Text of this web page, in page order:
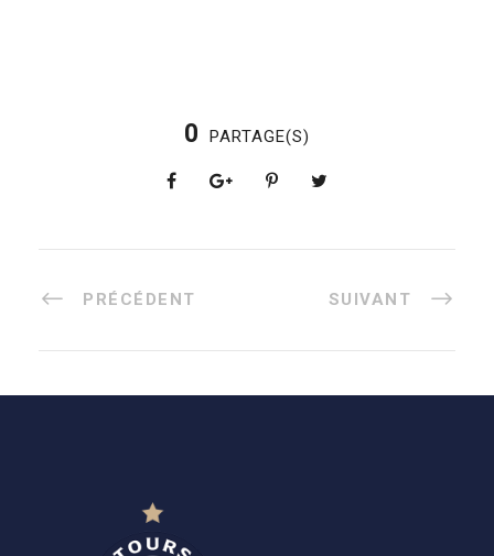
0 PARTAGE(S)
PRÉCÉDENT SUIVANT